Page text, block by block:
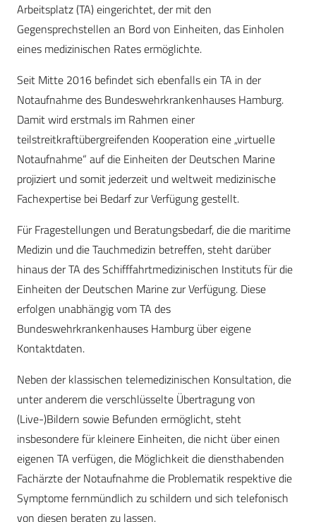
Arbeitsplatz (TA) eingerichtet, der mit den
Gegensprechstellen an Bord von Einheiten, das Einholen
eines medizinischen Rates ermöglichte.
Seit Mitte 2016 befindet sich ebenfalls ein TA in der
Notaufnahme des Bundeswehrkrankenhauses Hamburg.
Damit wird erstmals im Rahmen einer
teilstreitkraftübergreifenden Kooperation eine „virtuelle
Notaufnahme“ auf die Einheiten der Deutschen Marine
projiziert und somit jederzeit und weltweit medizinische
Fachexpertise bei Bedarf zur Verfügung gestellt.
Für Fragestellungen und Beratungsbedarf, die die maritime
Medizin und die Tauchmedizin betreffen, steht darüber
hinaus der TA des Schiff­fahrtmedizinischen Instituts für die
Einheiten der Deutschen Marine zur Verfügung. Diese
erfolgen unabhängig vom TA des
Bundeswehrkrankenhauses Hamburg über eigene
Kontaktdaten.
Neben der klassischen telemedizinischen Konsultation, die
unter anderem die verschlüsselte Übertragung von
(Live-)Bildern sowie Befunden ermöglicht, steht
insbesondere für kleinere Einheiten, die nicht über einen
eigenen TA verfügen, die Möglichkeit die diensthabenden
Fachärzte der Notaufnahme die Problematik respektive die
Symptome fernmündlich zu schildern und sich telefonisch
von diesen beraten zu lassen.